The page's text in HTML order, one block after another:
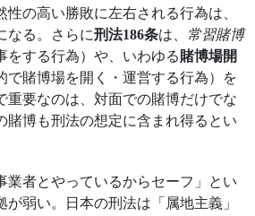
性の高い勝敗に左右される行為は、
なる。さらに刑法186条は、
常習賭博
をする行為）や、いわゆる賭博場開
で賭博場を開く・運営する行為）を
重要なのは、対面での賭博だけでな
賭博も刑法の想定に含まれ得るとい
業者とやっているからセーフ」とい
が弱い。日本の刑法は「属地主義」